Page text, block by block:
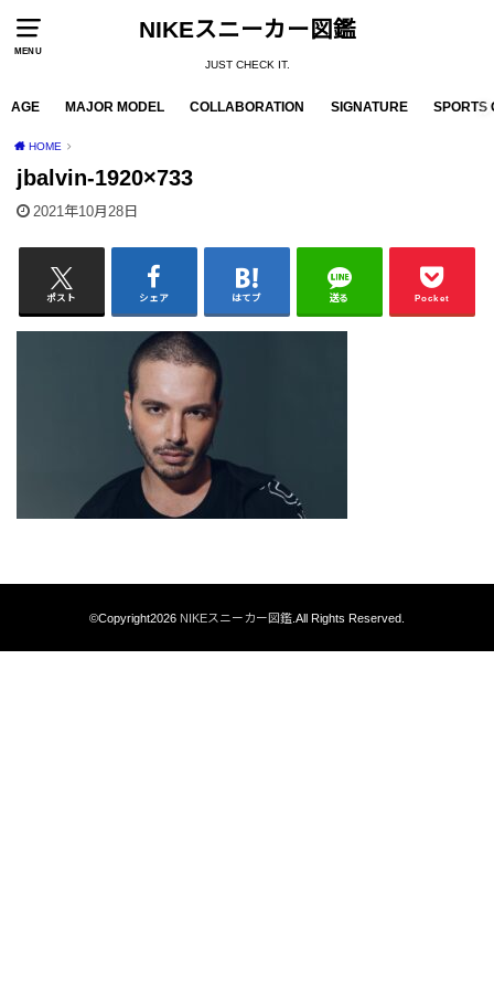
MENU
NIKEスニーカー図鑑
JUST CHECK IT.
AGE MAJOR MODEL COLLABORATION SIGNATURE SPORTS
HOME
jbalvin-1920×733
2021年10月28日
ポスト シェア はてブ 送る Pocket
©Copyright2026 NIKEスニーカー図鑑.All Rights Reserved.